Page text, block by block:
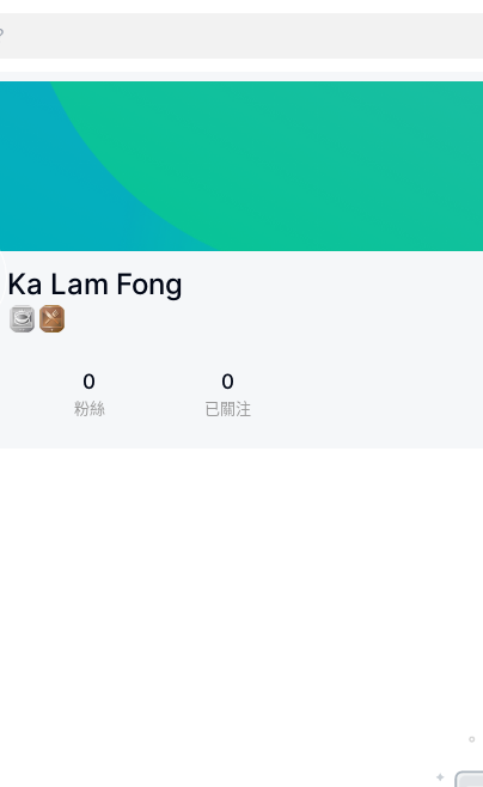
Ka Lam Fong
0
粉絲
0
已關注